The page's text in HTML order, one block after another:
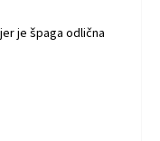
je špaga odlična